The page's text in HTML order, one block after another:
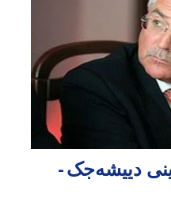
دییشه‌جک -